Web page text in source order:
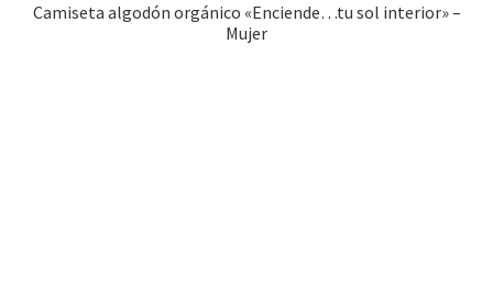
Camiseta algodón orgánico «Enciende…tu sol interior» –
Mujer